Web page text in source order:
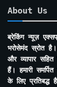
About Us
ब्रेकिंग न्यूज़
भरोसेमंद स्रोत
और व्यापार
हैं। हमारी
के लिए